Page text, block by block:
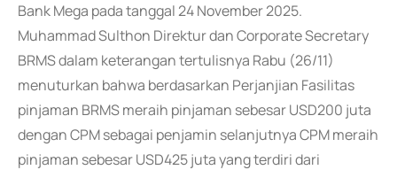
Bank Mega pada tanggal 24 November 2025.
Muhammad Sulthon Direktur dan Corporate Secretary
BRMS dalam keterangan tertulisnya Rabu (26/11)
menuturkan bahwa berdasarkan Perjanjian Fasilitas
pinjaman BRMS meraih pinjaman sebesar USD200 juta
dengan CPM sebagai penjamin selanjutnya CPM meraih
pinjaman sebesar USD425 juta yang terdiri dari